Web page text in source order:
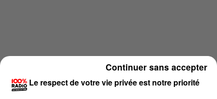
Le respect de votre vie privée est notre priorité
Continuer sans accepter